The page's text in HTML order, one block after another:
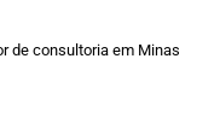
de consultoria em Minas